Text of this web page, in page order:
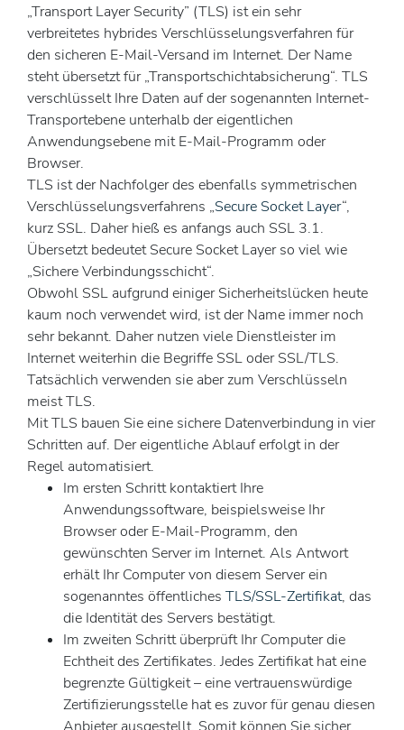
„Transport Layer Security” (TLS) ist ein sehr
verbreitetes hybrides Verschlüsselungsverfahren für
den sicheren E-Mail-Versand im Internet. Der Name
steht übersetzt für „Transportschichtabsicherung“. TLS
verschlüsselt Ihre Daten auf der sogenannten Internet-
Transportebene unterhalb der eigentlichen
Anwendungsebene mit E-Mail-Programm oder
Browser.
TLS ist der Nachfolger des ebenfalls symmetrischen
Verschlüsselungsverfahrens „Secure Socket Layer“,
kurz SSL. Daher hieß es anfangs auch SSL 3.1.
Übersetzt bedeutet Secure Socket Layer so viel wie
„Sichere Verbindungsschicht“.
Obwohl SSL aufgrund einiger Sicherheitslücken heute
kaum noch verwendet wird, ist der Name immer noch
sehr bekannt. Daher nutzen viele Dienstleister im
Internet weiterhin die Begriffe SSL oder SSL/TLS.
Tatsächlich verwenden sie aber zum Verschlüsseln
meist TLS.
Mit TLS bauen Sie eine sichere Datenverbindung in vier
Schritten auf. Der eigentliche Ablauf erfolgt in der
Regel automatisiert.
Im ersten Schritt kontaktiert Ihre
Anwendungssoftware, beispielsweise Ihr
Browser oder E-Mail-Programm, den
gewünschten Server im Internet. Als Antwort
erhält Ihr Computer von diesem Server ein
sogenanntes öffentliches TLS/SSL-Zertifikat, das
die Identität des Servers bestätigt.
Im zweiten Schritt überprüft Ihr Computer die
Echtheit des Zertifikates. Jedes Zertifikat hat eine
begrenzte Gültigkeit – eine vertrauenswürdige
Zertifizierungsstelle hat es zuvor für genau diesen